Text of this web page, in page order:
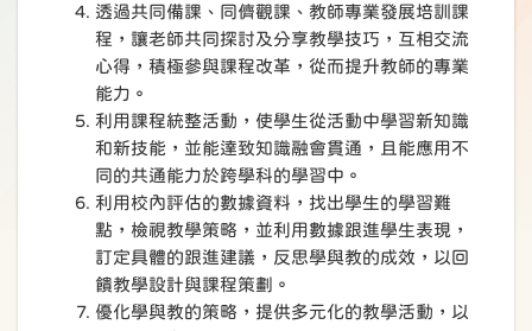
透過共同備課、同儕觀課、教師專業發展培訓課
程，讓老師共同探討及分享教學技巧，互相交流
心得，積極參與課程改革，從而提升教師的專業
能力。
利用課程統整活動，使學生從活動中學習新知識
和新技能，並能達致知識融會貫通，且能應用不
同的共通能力於跨學科的學習中。
利用校內評估的數據資料，找出學生的學習難
點，檢視教學策略，並利用數據跟進學生表現，
訂定具體的跟進建議，反思學與教的成效，以回
饋教學設計與課程策劃。
優化學與教的策略，提供多元化的教學活動，以